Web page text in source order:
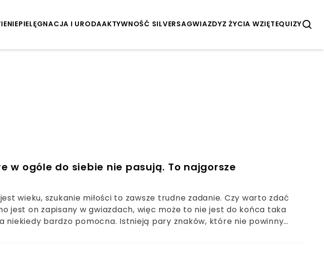
PIELĘGNACJA I URODAAKTYWNOŚĆ SILVERSAGWIAZDYZ ŻYCIA WZIĘTEQUIZY
w ogóle do siebie nie pasują. To najgorsze
wieku, szukanie miłości to zawsze trudne zadanie. Czy warto zdać
jest on zapisany w gwiazdach, więc może to nie jest do końca taka
niekiedy bardzo pomocna. Istnieją pary znaków, które nie powinny